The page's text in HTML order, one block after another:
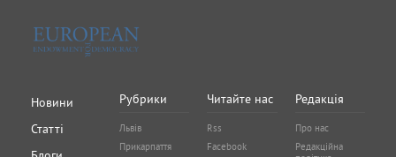
Новини
Статті
Рубрики
Львів
Прикарпаття
Читайте нас
Rss
Facebook
Редакція
Про нас
Редакційна